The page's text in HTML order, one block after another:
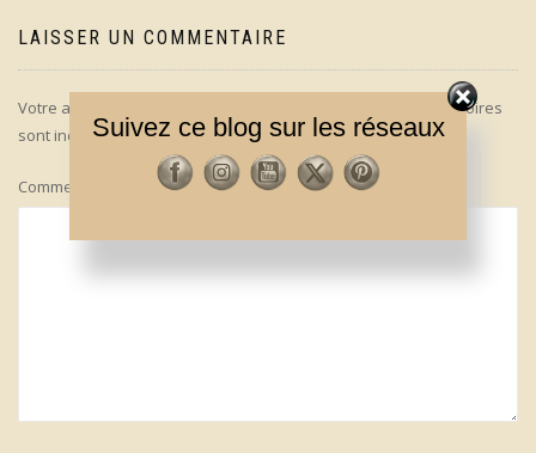
LAISSER UN COMMENTAIRE
Votre adresse e-mail ne sera pas publiée.
Les champs obligatoires
sont indiqués avec*
Commentaire
Suivez ce blog sur les réseaux